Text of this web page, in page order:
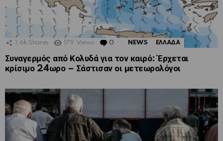
1.6k Shares 179 Views 0 Comments
NEWS ΕΛΛΑΔΑ
Συναγερμός από Κολυδά για τον καιρό: Έρχεται
κρίσιμο 24ωρο – Σάστισαν οι μετεωρολόγοι